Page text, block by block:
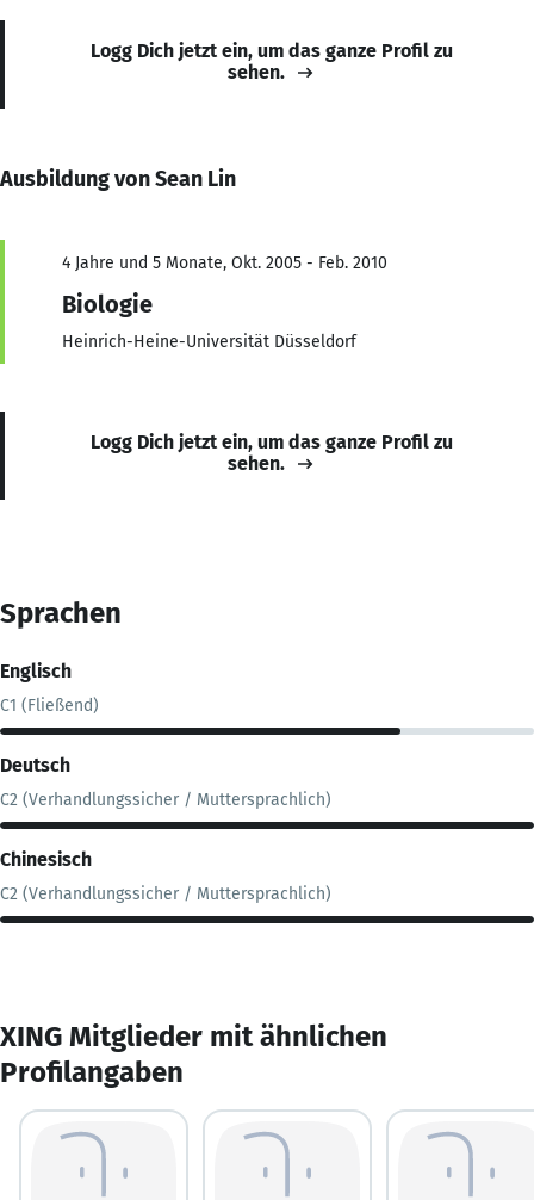
Logg Dich jetzt ein, um das ganze Profil zu
sehen.
Ausbildung von Sean Lin
4 Jahre und 5 Monate, Okt. 2005 - Feb. 2010
Biologie
Heinrich-Heine-Universität Düsseldorf
Logg Dich jetzt ein, um das ganze Profil zu
sehen.
Sprachen
Englisch
C1 (Fließend)
Deutsch
C2 (Verhandlungssicher / Muttersprachlich)
Chinesisch
C2 (Verhandlungssicher / Muttersprachlich)
XING Mitglieder mit ähnlichen
Profilangaben